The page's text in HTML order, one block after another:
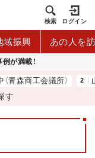
検索 ログイン
域振興 あの人を
が満載！
森商工会議所） 山
す